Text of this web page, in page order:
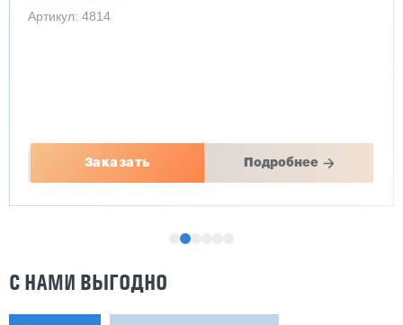
Артикул: 4814
Заказать Подробнее
С НАМИ ВЫГОДНО